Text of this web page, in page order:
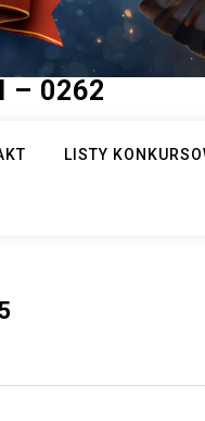
– 0262
LISTY